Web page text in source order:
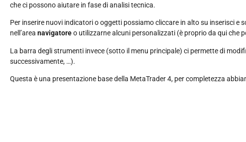
che ci possono aiutare in fase di analisi tecnica.
Per inserire nuovi indicatori o oggetti possiamo cliccare in alto su inserisci e
nell’area navigatoreo utilizzarne alcuni personalizzati (è proprio da qui che
La barra degli strumenti invece (sotto il menu principale) ci permette di
successivamente, …).
Questa è una presentazione base della MetaTrader 4, per completezza